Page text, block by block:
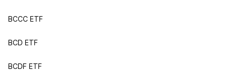
BCCC ETF
BCD ETF
BCDF ETF